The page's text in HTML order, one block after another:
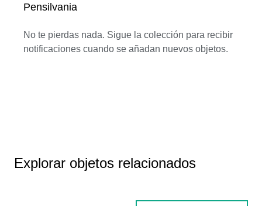
Pensilvania
No te pierdas nada. Sigue la colección para recibir
notificaciones cuando se añadan nuevos objetos.
Explorar objetos relacionados